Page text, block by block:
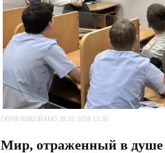
ОПУБЛИКОВАНО 28.01.2026 15:36
Мир, отраженный в душе